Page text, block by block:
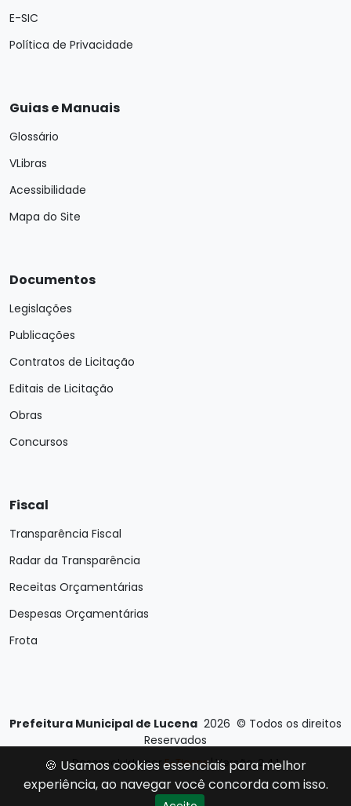
E-SIC
Política de Privacidade
Guias e Manuais
Glossário
VLibras
Acessibilidade
Mapa do Site
Documentos
Legislações
Publicações
Contratos de Licitação
Editais de Licitação
Obras
Concursos
Fiscal
Transparência Fiscal
Radar da Transparência
Receitas Orçamentárias
Despesas Orçamentárias
Frota
Prefeitura Municipal de Lucena 2026 © Todos os direitos
Reservados
Desenvolvido porE-Ticons| Versão: 2.4.1
🍪 Usamos cookies essenciais para melhor
experiência, ao navegar você concorda com isso.